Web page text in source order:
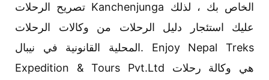
تصريح الرحلات Kanchenjunga الخاص بك ، لذلك
عليك استئجار دليل الرحلات من وكالات الرحلات
المحلية القانونية في نيبال. Enjoy Nepal Treks
Expedition & Tours Pvt.Ltd هي وكالة رحلات